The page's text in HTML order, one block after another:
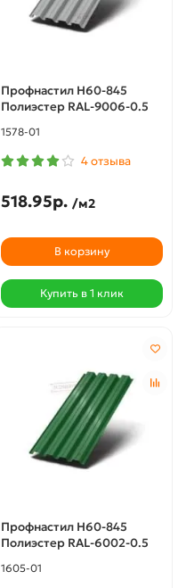
Профнастил Н60-845
Полиэстер RAL-9006-0.5
1578-01
4 отзыва
518.95р. /м2
В корзину
Купить в 1 клик
Профнастил Н60-845
Полиэстер RAL-6002-0.5
1605-01